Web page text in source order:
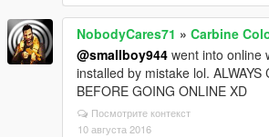
NobodyCares71 » Carbine
@smallboy944 went into online
installed by mistake lol. ALWAYS
BEFORE GOING ONLINE XD
Посмотрите контекст
10 августа 2016